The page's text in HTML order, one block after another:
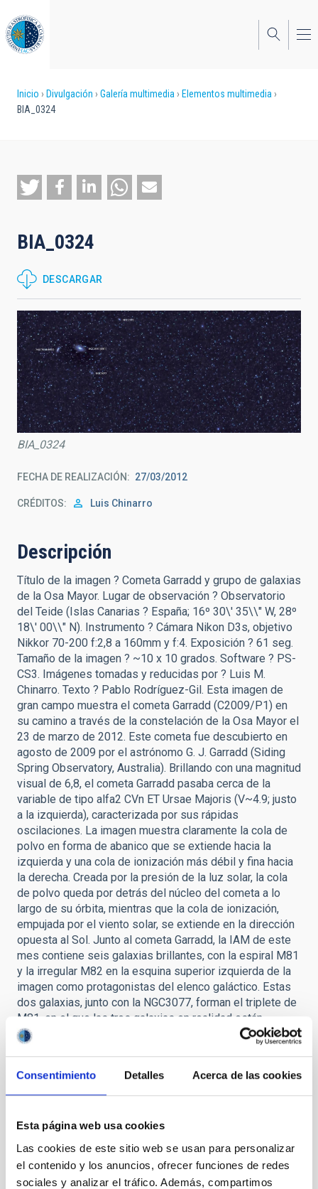
Consentimiento Detalles Acerca de las cookies
Esta página web usa cookies
Las cookies de este sitio web se usan para personalizar
el contenido y los anuncios, ofrecer funciones de redes
sociales y analizar el tráfico. Además, compartimos
al
contenido
principal
Sobrescribir
ayuda
a
navegación
Inicio Divulgación Galería multimedia
Elementos multimedia
BIA_0324
BIA_0324
DESCARGAR
BIA_0324
FECHA DE REALIZACIÓN 27/03/2012
CRÉDITOS Luis Chinarro
Descripción
Título de la imagen ? Cometa Garradd y grupo de galaxias
de la Osa Mayor. Lugar de observación ? Observatorio
del Teide (Islas Canarias ? España; 16º 30\' 35\\" W, 28º
18\' 00\\" N). Instrumento ? Cámara Nikon D3s, objetivo
Nikkor 70-200 f:2,8 a 160mm y f:4. Exposición ? 61 seg.
Tamaño de la imagen ? ~10 x 10 grados. Software ? PS-
CS3. Imágenes tomadas y reducidas por ? Luis M.
Chinarro. Texto ? Pablo Rodríguez-Gil. Esta imagen de
gran campo muestra el cometa Garradd (C2009/P1) en
su camino a través de la constelación de la Osa Mayor el
23 de marzo de 2012. Este cometa fue descubierto en
agosto de 2009 por el astrónomo G. J. Garradd (Siding
Spring Observatory, Australia). Brillando con una magnitud
visual de 6,8, el cometa Garradd pasaba cerca de la
variable de tipo alfa2 CVn ET Ursae Majoris (V~4.9; justo
a la izquierda), caracterizada por sus rápidas
oscilaciones. La imagen muestra claramente la cola de
polvo en forma de abanico que se extiende hacia la
izquierda y una cola de ionización más débil y fina hacia
la derecha. Creada por la presión de la luz solar, la cola
de polvo queda por detrás del núcleo del cometa a lo
largo de su órbita, mientras que la cola de ionización,
empujada por el viento solar, se extiende en la dirección
opuesta al Sol. Junto al cometa Garradd, la IAM de este
mes contiene seis galaxias brillantes, con la espiral M81
y la irregular M82 en la esquina superior izquierda de la
imagen como protagonistas del elenco galáctico. Estas
dos galaxias, junto con la NGC3077, forman el triplete de
M81, en el que las tres galaxias en realidad están
interaccionando. El hidrógeno neutro que rodea a M81,
fuerzas de marea en juego (Yun et al. 1994). La galaxia
enana irregular IC2574, también miembro del grupo de
hidrógeno neutro que muestra formación estelar reciente
y en la actualidad (Weisz et al. 2009). El cuadro se
completa con la espiral NGC2976 y la espiral barrada